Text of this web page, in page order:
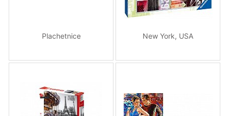
Plachetnice New York, USA